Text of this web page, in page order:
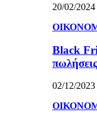
20/02/2024
Black
πωλήσεις
02/12/2023